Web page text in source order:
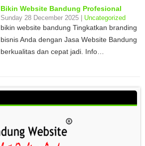
Bikin Website Bandung Profesional
Sunday 28 December 2025 | Uncategorized
bikin website bandung Tingkatkan branding
bisnis Anda dengan Jasa Website Bandung
berkualitas dan cepat jadi. Info…